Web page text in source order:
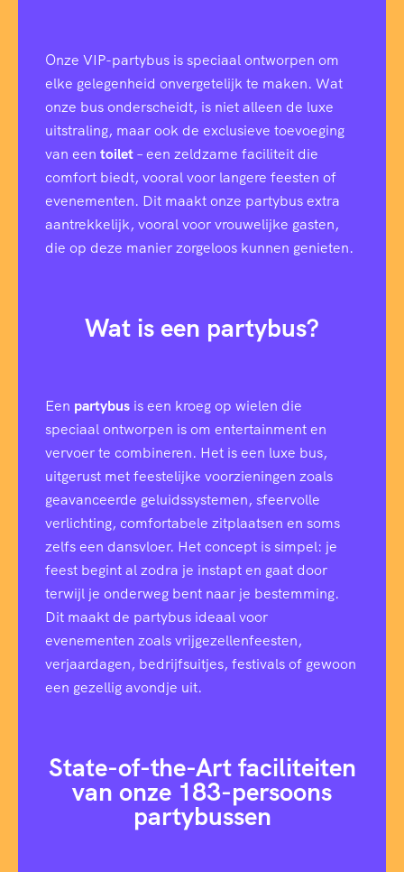
Onze VIP-partybus is speciaal ontworpen om
elke gelegenheid onvergetelijk te maken. Wat
onze bus onderscheidt, is niet alleen de luxe
uitstraling, maar ook de exclusieve toevoeging
van een toilet– een zeldzame faciliteit die
comfort biedt, vooral voor langere feesten of
evenementen. Dit maakt onze partybus extra
aantrekkelijk, vooral voor vrouwelijke gasten,
die op deze manier zorgeloos kunnen genieten.
Wat is een partybus?
Een partybus is een kroeg op wielen die
speciaal ontworpen is om entertainment en
vervoer te combineren. Het is een luxe bus,
uitgerust met feestelijke voorzieningen zoals
geavanceerde geluidssystemen, sfeervolle
verlichting, comfortabele zitplaatsen en soms
zelfs een dansvloer. Het concept is simpel: je
feest begint al zodra je instapt en gaat door
terwijl je onderweg bent naar je bestemming.
Dit maakt de partybus ideaal voor
evenementen zoals vrijgezellenfeesten,
verjaardagen, bedrijfsuitjes, festivals of gewoon
een gezellig avondje uit.
State-of-the-Art faciliteiten
van onze 183-persoons
partybussen